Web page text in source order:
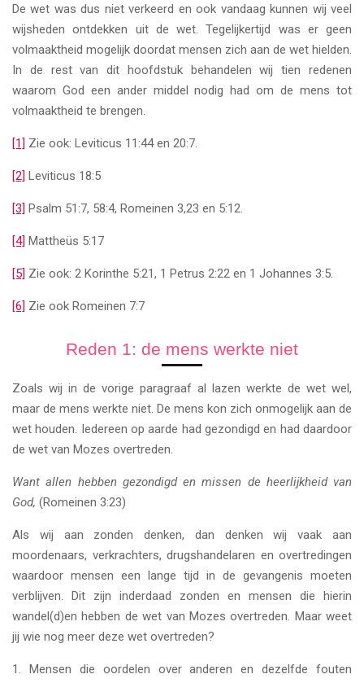
De wet was dus niet verkeerd en ook vandaag kunnen wij veel
wijsheden ontdekken uit de wet. Tegelijkertijd was er geen
volmaaktheid mogelijk doordat mensen zich aan de wet hielden.
In de rest van dit hoofdstuk behandelen wij tien redenen
waarom God een ander middel nodig had om de mens tot
volmaaktheid te brengen.
[1] Zie ook: Leviticus 11:44 en 20:7.
[2] Leviticus 18:5
[3] Psalm 51:7, 58:4, Romeinen 3,23 en 5:12.
[4] Mattheüs 5:17
[5] Zie ook: 2 Korinthe 5:21, 1 Petrus 2:22 en 1 Johannes 3:5.
[6] Zie ook Romeinen 7:7
Reden 1: de mens werkte niet
Zoals wij in de vorige paragraaf al lazen werkte de wet wel,
maar de mens werkte niet. De mens kon zich onmogelijk aan de
wet houden. Iedereen op aarde had gezondigd en had daardoor
de wet van Mozes overtreden.
Want allen hebben gezondigd en missen de heerlijkheid van
God, (Romeinen 3:23)
Als wij aan zonden denken, dan denken wij vaak aan
moordenaars, verkrachters, drugshandelaren en overtredingen
waardoor mensen een lange tijd in de gevangenis moeten
verblijven. Dit zijn inderdaad zonden en mensen die hierin
wandel(d)en hebben de wet van Mozes overtreden. Maar weet
jij wie nog meer deze wet overtreden?
1. Mensen die oordelen over anderen en dezelfde fouten